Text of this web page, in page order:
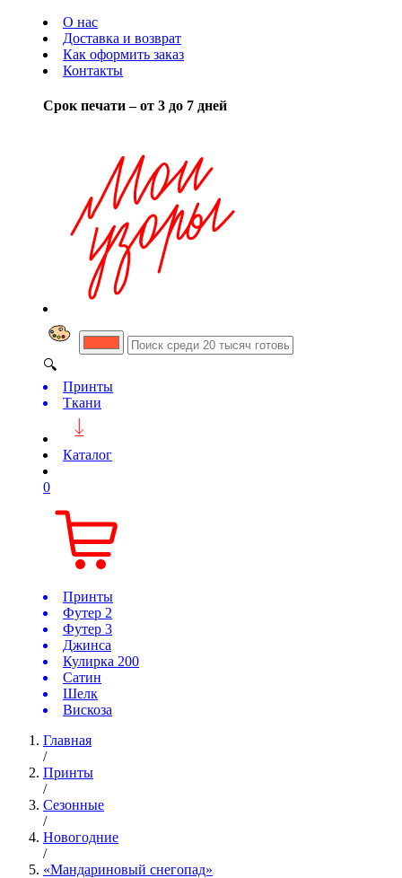
О нас
Доставка и возврат
Как оформить заказ
Контакты
Срок печати – от 3 до 7 дней
🔍
Принты
Ткани
Каталог
0
Принты
Футер 2
Футер 3
Джинса
Кулирка 200
Сатин
Шелк
Вискоза
Главная
/
Принты
/
Сезонные
/
Новогодние
/
«Мандариновый снегопад»